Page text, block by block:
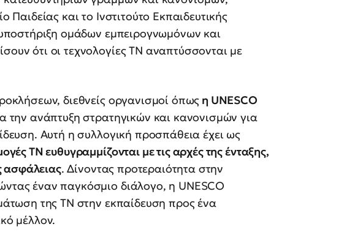
και το Ινστιτούτο Εκπαιδευτικής
ομάδων εμπειρογνωμόνων και
ότι οι τεχνολογίες ΤΝ αναπτύσσονται με
διεθνείς οργανισμοί όπως η UNESCO
την ανάπτυξη στρατηγικών και κανονισμών για
Αυτή η συλλογική προσπάθεια έχει ως
ΤΝ ευθυγραμμίζονται με τις αρχές της ένταξης,
ασφάλειας. Δίνοντας προτεραιότητα στην
έναν παγκόσμιο διάλογο, η UNESCO
της ΤΝ στην εκπαίδευση προς ένα
μέλλον.